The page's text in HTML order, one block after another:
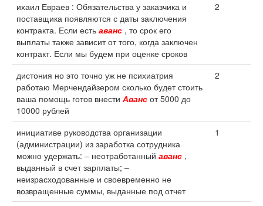
ихаил Евраев : Обязательства у заказчика и
поставщика появляются с даты заключения
контракта. Если есть аванс , то срок его
выплаты также зависит от того, когда заключен
контракт. Если мы будем при оценке сроков
2
дистония но это точно уж не психиатрия
работаю Мерчендайзером сколько будет стоить
ваша помощь готов внести Аванс от 5000 до
10000 рублей
2
инициативе руководства организации
(администрации) из заработка сотрудника
можно удержать: – неотработанный аванс ,
выданный в счет зарплаты; –
неизрасходованные и своевременно не
возвращенные суммы, выданные под отчет
1